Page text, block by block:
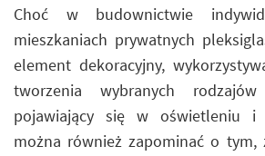
Choć w budownictwie
mieszkaniach prywatnych
element dekoracyjny,
tworzenia wybranych
pojawiający się w oświetleniu i
można również zapominać o tym,